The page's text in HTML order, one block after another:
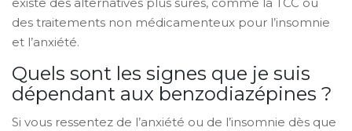
existe des alternatives plus sûres, comme la TCC ou
des traitements non médicamenteux pour l’insomnie
et l’anxiété.
Quels sont les signes que je suis
dépendant aux benzodiazépines ?
Si vous ressentez de l’anxiété ou de l’insomnie dès que